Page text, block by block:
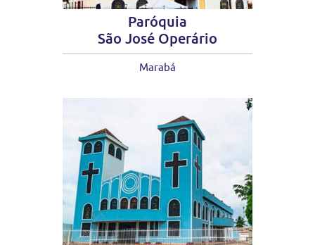
Paróquia
São José Operário
Marabá